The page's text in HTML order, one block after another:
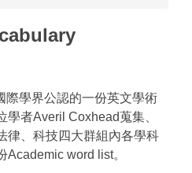
際學界公認的一份英文學術
者Averil Coxhead蒐集、
律、科技四大群組內各學科
Academic word list。